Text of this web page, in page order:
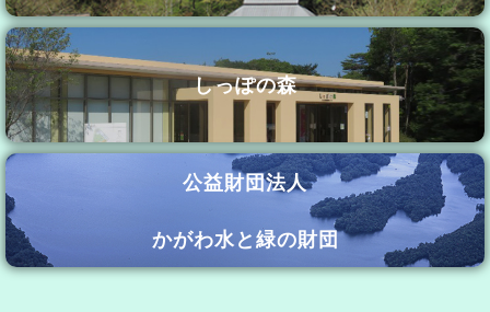
しっぽの森
公益財団法人
かがわ水と緑の財団